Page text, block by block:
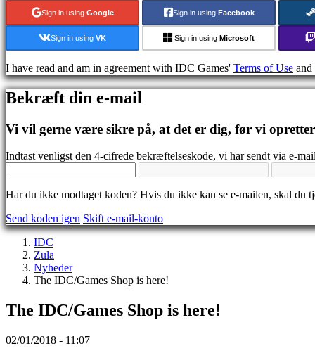
Spil
events
Nyheder
Medier
Fora
IDC
Gifts
Support
Registrering
Login
Glemt
dit
kodeord?
sprog
BS
Sign in using Google Sign in using Facebook
Sign in using VK Sign in using Microsoft
I have read and am in agreement with IDC Games' Terms of Use and
Bekræft din e-mail
Vi vil gerne være sikre på, at det er dig, før vi
Indtast venligst den 4-cifrede bekræftelseskode, vi har sendt via e-
Har du ikke modtaget koden? Hvis du ikke kan se e-mailen, skal du
Send koden igen Skift e-mail-konto
IDC
Zula
Nyheder
The IDC/Games Shop is here!
The IDC/Games Shop is here!
02/01/2018 - 11:07